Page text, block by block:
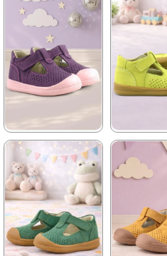
1.399,90 ₺
2.399,90 ₺
%42İndirim
Ücretsiz
Kargo
%42İndirim
★ ★ ★ ★ ★
1.399,90 ₺
2.399,90 ₺
%42İndirim
Ücretsiz
Kargo
★
%42İndirim